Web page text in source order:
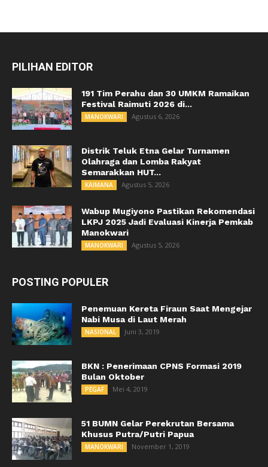
PILIHAN EDITOR
191 Tim Perahu dan 30 UMKM Ramaikan
Festival Raimuti 2026 di...
MANOKWARI Agustus 6, 2026
Distrik Teluk Etna Gelar Turnamen
Olahraga dan Lomba Rakyat
Semarakkan HUT...
KAIMANA Agustus 5, 2026
Wabup Mugiyono Pastikan Rekomendasi
LKPJ 2025 Jadi Evaluasi Kinerja Pemkab
Manokwari
MANOKWARI Agustus 5, 2026
POSTING POPULER
Penemuan Kereta Firaun Saat Mengejar
Nabi Musa di Laut Merah
NASIONAL Juni 3, 2019
BKN : Penerimaan CPNS Formasi 2019
Bulan Oktober
PEGAF Mei 4, 2019
51 BUMN Gelar Perekrutan Bersama
Khusus Putra/Putri Papua
MANOKWARI November 1, 2019